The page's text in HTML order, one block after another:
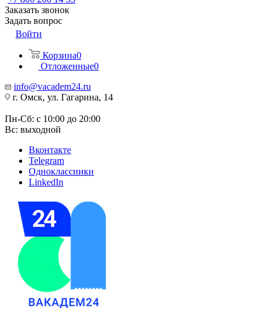
Заказать звонок
Задать вопрос
Войти
Корзина0
Отложенные0
info@vacadem24.ru
г. Омск, ул. Гагарина, 14
Пн-Сб: с 10:00 до 20:00
Вс: выходной
Вконтакте
Telegram
Одноклассники
LinkedIn